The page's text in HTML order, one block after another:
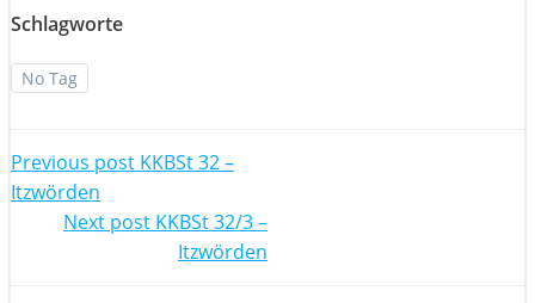
Schlagworte
No Tag
Post
navigation
Previous post KKBSt 32 –
Itzwörden
Post
Next post KKBSt 32/3 –
Itzwörden